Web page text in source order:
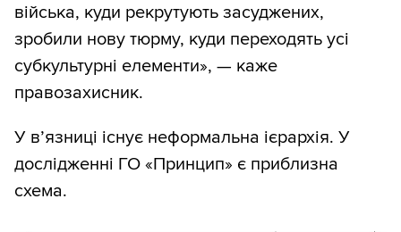
війська, куди рекрутують засуджених,
зробили нову тюрму, куди переходять усі
субкультурні елементи», — каже
правозахисник.
У в’язниці існує неформальна ієрархія. У
дослідженні ГО «Принцип» є приблизна
схема.